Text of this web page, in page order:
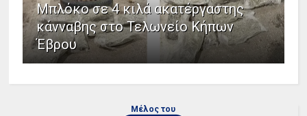
Μπλόκο σε 4 κιλά ακατέργαστης
κάνναβης στο Τελωνείο Κήπων
Έβρου
Μέλος του